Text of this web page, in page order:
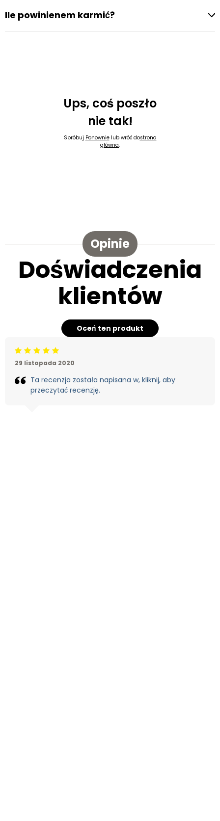
Ile powinienem karmić?
Ups, coś poszło
nie tak!
Spróbuj Ponownielub wróć dostrona
główna.
Opinie
Doświadczenia
klientów
Oceń ten produkt
Beoordeling: 5/5
29 listopada 2020
Ta recenzja została napisana w, kliknij, aby
przeczytać recenzję.